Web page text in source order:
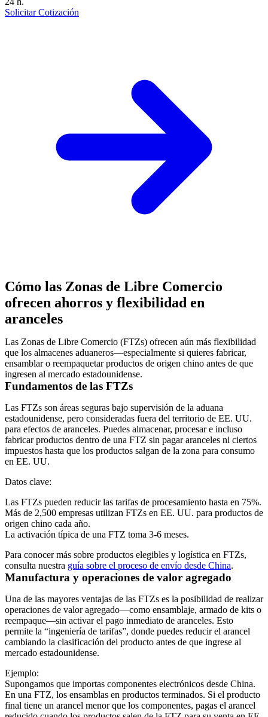
Solicitar Cotización
Cómo las Zonas de Libre Comercio
ofrecen ahorros y flexibilidad en
aranceles
Las Zonas de Libre Comercio (FTZs) ofrecen aún más flexibilidad
que los almacenes aduaneros—especialmente si quieres fabricar,
ensamblar o reempaquetar productos de origen chino antes de que
ingresen al mercado estadounidense.
Fundamentos de las FTZs
Las FTZs son áreas seguras bajo supervisión de la aduana
estadounidense, pero consideradas fuera del territorio de EE. UU.
para efectos de aranceles. Puedes almacenar, procesar e incluso
fabricar productos dentro de una FTZ sin pagar aranceles ni ciertos
impuestos hasta que los productos salgan de la zona para consumo
en EE. UU.
Datos clave:
Las FTZs pueden reducir las tarifas de procesamiento hasta en 75%.
Más de 2,500 empresas utilizan FTZs en EE. UU. para productos de
origen chino cada año.
La activación típica de una FTZ toma 3-6 meses.
Para conocer más sobre productos elegibles y logística en FTZs,
consulta nuestra guía sobre el proceso de envío desde China.
Manufactura y operaciones de valor agregado
Una de las mayores ventajas de las FTZs es la posibilidad de realizar
operaciones de valor agregado—como ensamblaje, armado de kits o
reempaque—sin activar el pago inmediato de aranceles. Esto
permite la “ingeniería de tarifas”, donde puedes reducir el arancel
cambiando la clasificación del producto antes de que ingrese al
mercado estadounidense.
Ejemplo:
Supongamos que importas componentes electrónicos desde China.
En una FTZ, los ensamblas en productos terminados. Si el producto
final tiene un arancel menor que los componentes, pagas el arancel